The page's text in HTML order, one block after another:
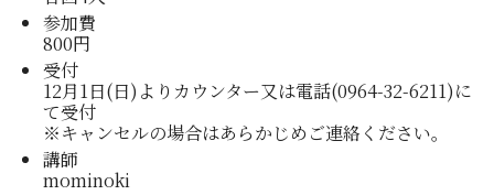
参加費
800円
受付
12月1日(日)よりカウンター又は電話(0964-32-6211)に
て受付
※キャンセルの場合はあらかじめご連絡ください。
講師
mominoki